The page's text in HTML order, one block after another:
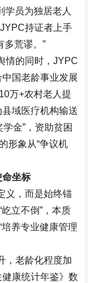
学员为独居老人
持证者上手
多荒谬。”
情的同时， JYPC
国老龄事业发展
10万+农村老人提
域医疗机构输送
学金” ，资助贫困
的形象从“争议机
命坐标
义，而是始终锚
屹立不倒” ，本质
培养专业健康管理
，老龄化程度加
康统计年鉴》数